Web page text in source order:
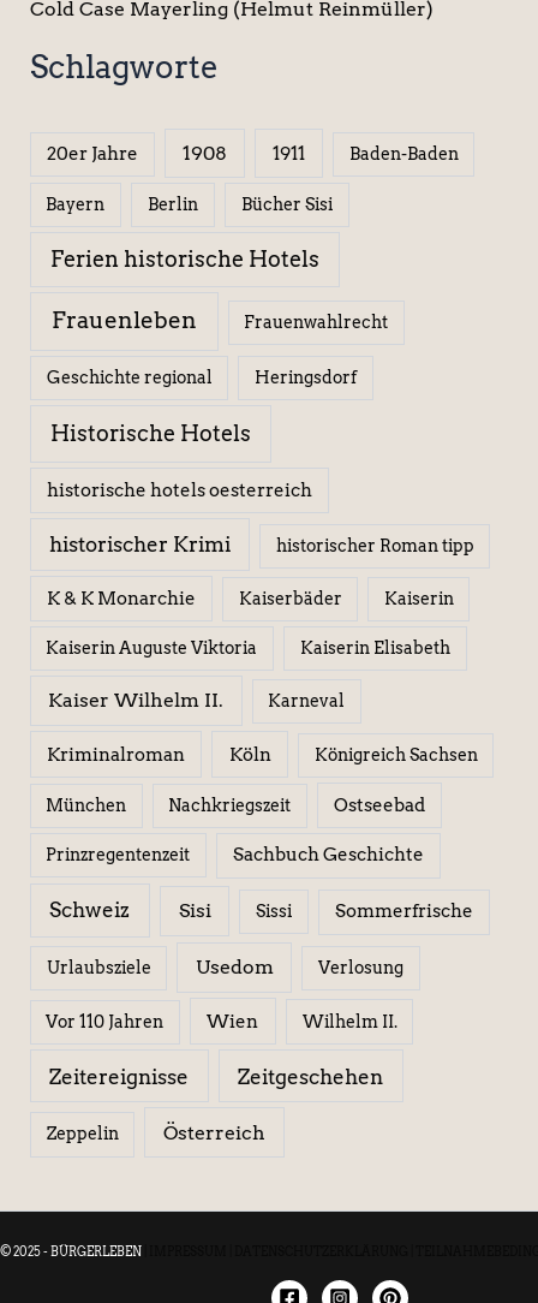
Cold Case Mayerling (Helmut Reinmüller)
Schlagworte
20er Jahre 1908 1911 Baden-Baden
Bayern Berlin Bücher Sisi
Ferien historische Hotels
Frauenleben Frauenwahlrecht
Geschichte regional Heringsdorf
Historische Hotels
historische hotels oesterreich
historischer Krimi historischer Roman tipp
K & K Monarchie Kaiserbäder Kaiserin
Kaiserin Auguste Viktoria Kaiserin Elisabeth
Kaiser Wilhelm II. Karneval
Kriminalroman Köln Königreich Sachsen
München Nachkriegszeit Ostseebad
Prinzregentenzeit Sachbuch Geschichte
Schweiz Sisi Sissi Sommerfrische
Urlaubsziele Usedom Verlosung
Vor 110 Jahren Wien Wilhelm II.
Zeitereignisse Zeitgeschehen
Zeppelin Österreich
© 2025 - BÜRGERLEBEN